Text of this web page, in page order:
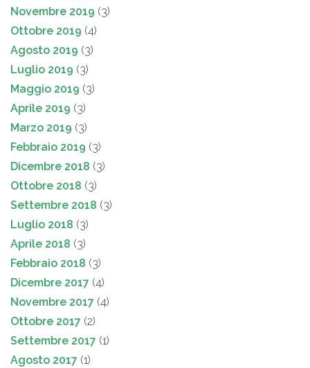
Novembre 2019 (3)
Ottobre 2019 (4)
Agosto 2019 (3)
Luglio 2019 (3)
Maggio 2019 (3)
Aprile 2019 (3)
Marzo 2019 (3)
Febbraio 2019 (3)
Dicembre 2018 (3)
Ottobre 2018 (3)
Settembre 2018 (3)
Luglio 2018 (3)
Aprile 2018 (3)
Febbraio 2018 (3)
Dicembre 2017 (4)
Novembre 2017 (4)
Ottobre 2017 (2)
Settembre 2017 (1)
Agosto 2017 (1)